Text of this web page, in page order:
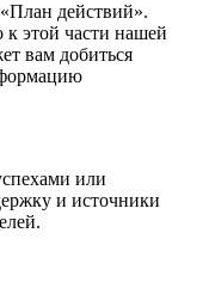
действий».
к этой части нашей
вам добиться
или
и источники